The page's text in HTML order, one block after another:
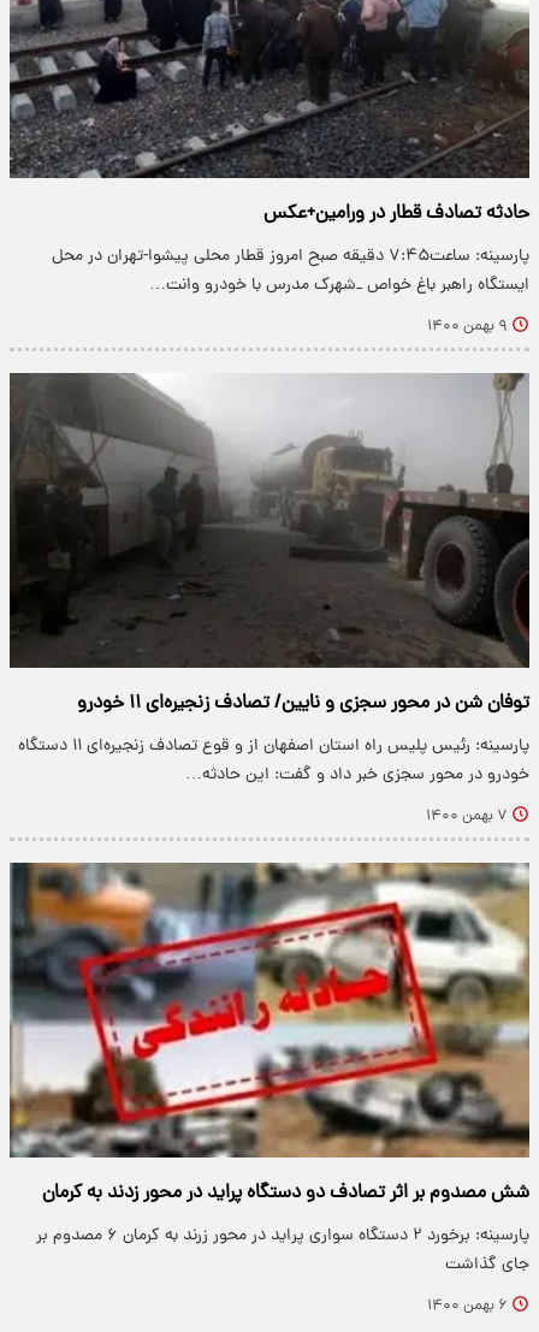
حادثه تصادف قطار در ورامین+عکس
پارسینه: ساعت۷:۴۵ دقیقه صبح امروز قطار محلی پیشوا-تهران در محل
ایستگاه راهبر باغ خواص _شهرک مدرس با خودرو وانت…
۹ بهمن ۱۴۰۰
توفان شن در محور سجزی و نایین/ تصادف زنجیره‌ای ۱۱ خودرو
پارسینه: رئیس پلیس راه استان اصفهان از و قوع تصادف زنجیره‌ای ۱۱ دستگاه
خودرو در محور سجزی خبر داد و گفت: این حادثه…
۷ بهمن ۱۴۰۰
شش مصدوم بر اثر تصادف دو دستگاه پراید در محور زدند به کرمان
پارسینه: برخورد ۲ دستگاه سواری پراید در محور زرند به کرمان ۶ مصدوم بر
جای گذاشت
۶ بهمن ۱۴۰۰